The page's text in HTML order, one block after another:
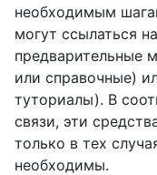
необходимым
могут ссылаться
предварительные
или справочные)
туториалы). В
связи, эти
только в тех
необходимы.